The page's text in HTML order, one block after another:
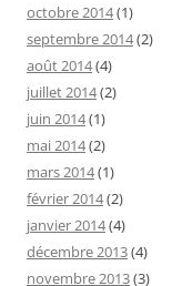
octobre 2014(1)
septembre 2014(2)
août 2014(4)
juillet 2014(2)
juin 2014(1)
mai 2014(2)
mars 2014(1)
février 2014(2)
janvier 2014(4)
décembre 2013(4)
novembre 2013(3)